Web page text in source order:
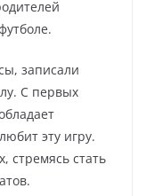
записали
С первых
эту игру.
стремясь стать